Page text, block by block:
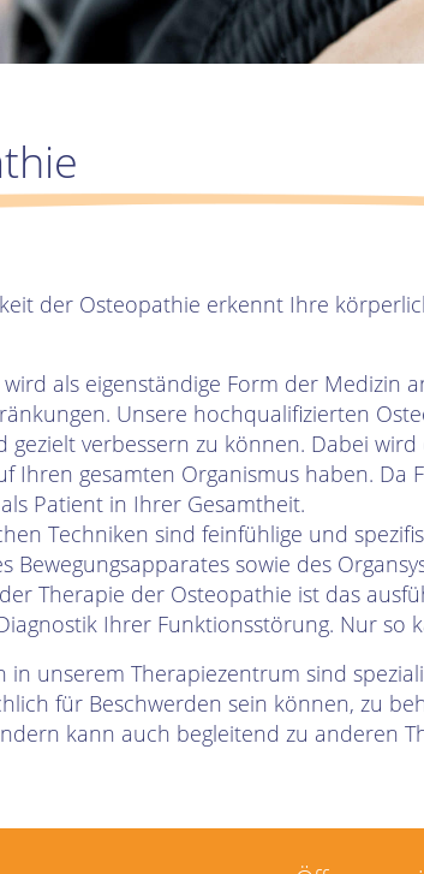
der Osteopathie erkennt Ihre
als eigenständige Form der
Unsere hochqualifizierten
gezielt verbessern zu können. Dabei
Ihren gesamten Organismus haben.
Patient in Ihrer Gesamtheit.
Techniken sind feinfühlige und
Bewegungsapparates sowie des
Therapie der Osteopathie ist das
Ihrer Funktionsstörung. Nur so
in unserem Therapiezentrum sind
für Beschwerden sein können, zu
kann auch begleitend zu anderen